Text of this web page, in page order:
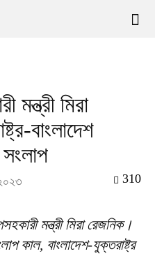
মন্ত্রী মিরা
বাংলাদেশ
সংলাপ
310
মন্ত্রী মিরা রেজনিক।
কাল, বাংলাদেশ-যুক্তরাষ্ট্র